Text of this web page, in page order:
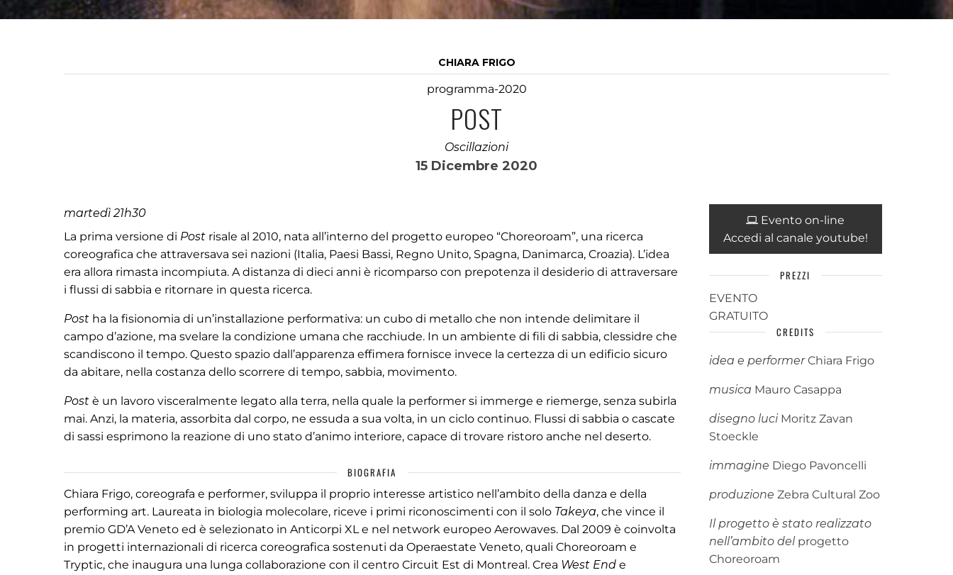
CHIARA FRIGO
programma-2020
POST
Oscillazioni
15 Dicembre 2020
martedì 21h30
La prima versione di Post risale al 2010, nata all’interno del progetto europeo “Choreoroam”, una ricerca
coreografica che attraversava sei nazioni (Italia, Paesi Bassi, Regno Unito, Spagna, Danimarca, Croazia). L’idea
era allora rimasta incompiuta. A distanza di dieci anni è ricomparso con prepotenza il desiderio di attraversare
i flussi di sabbia e ritornare in questa ricerca.
Post ha la fisionomia di un’installazione performativa: un cubo di metallo che non intende delimitare il
campo d’azione, ma svelare la condizione umana che racchiude. In un ambiente di fili di sabbia, clessidre che
scandiscono il tempo. Questo spazio dall’apparenza effimera fornisce invece la certezza di un edificio sicuro
da abitare, nella costanza dello scorrere di tempo, sabbia, movimento.
Post è un lavoro visceralmente legato alla terra, nella quale la performer si immerge e riemerge, senza subirla
mai. Anzi, la materia, assorbita dal corpo, ne essuda a sua volta, in un ciclo continuo. Flussi di sabbia o cascate
di sassi esprimono la reazione di uno stato d’animo interiore, capace di trovare ristoro anche nel deserto.
BIOGRAFIA
Chiara Frigo, coreografa e performer, sviluppa il proprio interesse artistico nell’ambito della danza e della
performing art. Laureata in biologia molecolare, riceve i primi riconoscimenti con il solo Takeya, che vince il
premio GD’A Veneto ed è selezionato in Anticorpi XL e nel network europeo Aerowaves. Dal 2009 è coinvolta
in progetti internazionali di ricerca coreografica sostenuti da Operaestate Veneto, quali Choreoroam e
Tryptic, che inaugura una lunga collaborazione con il centro Circuit Est di Montreal. Crea West End e
Evento on-line
Accedi al canale youtube!
PREZZI
EVENTO
GRATUITO
CREDITS
idea e performerChiara Frigo
musica Mauro Casappa
disegno luciMoritz Zavan
Stoeckle
immagine Diego Pavoncelli
produzione Zebra Cultural Zoo
Il progetto è stato realizzato
nell’ambito delprogetto
Choreoroam